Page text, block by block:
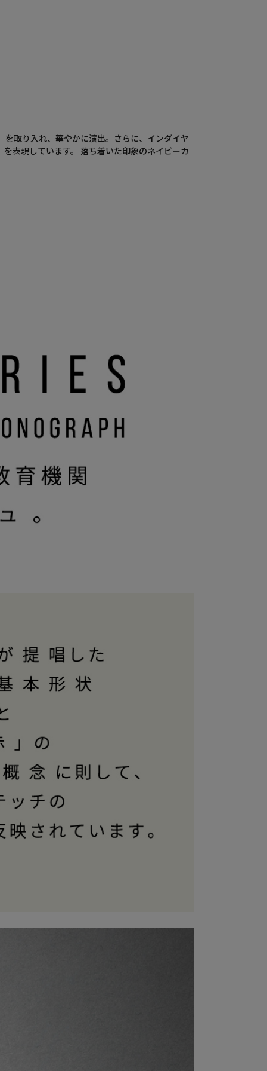
取り入れ、華やかに演出。さらに、インダイヤ
表現しています。 落ち着いた印象のネイビーカ